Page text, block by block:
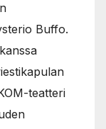
Buffo.
teatteri